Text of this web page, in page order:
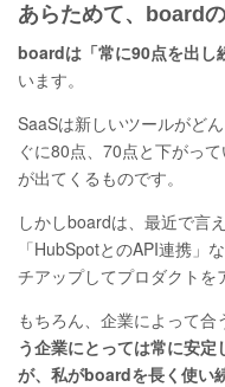
あらためて、board
boardは「常に90点を出し
います。
SaaSは新しいツールがど
ぐに80点、70点と下がっ
が出てくるものです。
しかしboardは、最近で言
「HubSpotとのAPI連携」
チアップしてプロダクトを
もちろん、企業によって合
う企業にとっては常に安
が、私がboardを長く使い